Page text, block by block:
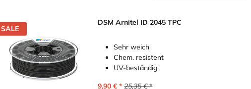
SALE
DSM Arnitel ID 2045 TPC
Sehr weich
Chem. resistent
UV-beständig
9,90 € 25,35€